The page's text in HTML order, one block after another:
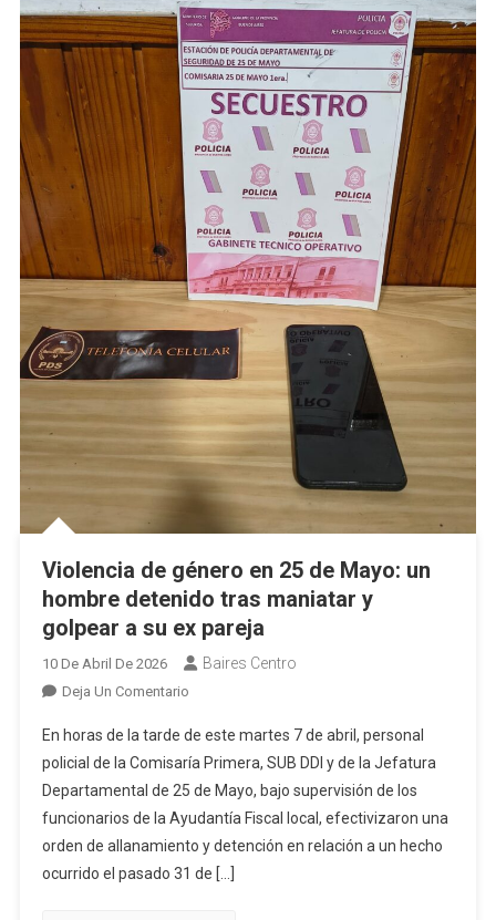
Violencia de género en 25 de Mayo: un
hombre detenido tras maniatar y
golpear a su ex pareja
10 De Abril De 2026 Baires Centro
Deja Un ComentarioEn
De
Género
En
25
De Mayo:
Un
En horas de la tarde de este martes 7 de abril, personal
policial de la Comisaría Primera, SUB DDI y de la Jefatura
Departamental de 25 de Mayo, bajo supervisión de los
funcionarios de la Ayudantía Fiscal local, efectivizaron una
orden de allanamiento y detención en relación a un hecho
ocurrido el pasado 31 de […]